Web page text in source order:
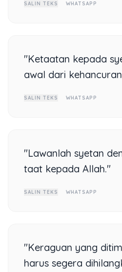
SALIN TEKS WHATSAPP
"Ketaatan kepada
awal dari
SALIN TEKS WHATSAPP
"Lawanlah syetan
taat kepada Allah."
SALIN TEKS WHATSAPP
"Keraguan yang
harus segera